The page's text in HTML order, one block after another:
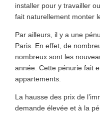
installer pour y travailler
fait naturellement monter
Par ailleurs, il y a une
Paris. En effet, de
nombreux sont les
année. Cette pénurie fait
appartements.
La hausse des prix de
demande élevée et à la